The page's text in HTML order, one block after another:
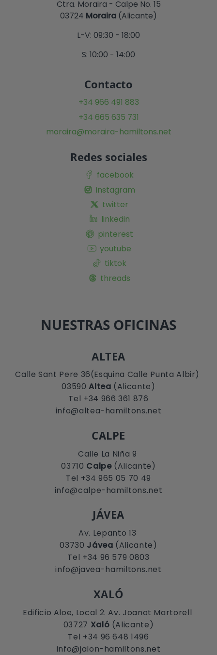
Ctra. Moraira - Calpe No. 15
03724 Moraira (Alicante)
L-V: 09:30 - 18:00
S: 10:00 - 14:00
Contacto
+34 966 491 883
+34 665 635 731
moraira@moraira-hamiltons.net
Redes sociales
facebook
instagram
twitter
linkedin
pinterest
youtube
tiktok
threads
NUESTRAS OFICINAS
ALTEA
Calle Sant Pere 36(Esquina Calle Punta Albir)
03590Altea (Alicante)
Tel +34 966 361 876
info@altea-hamiltons.net
CALPE
Calle La Niña 9
03710 Calpe(Alicante)
Tel +34 965 05 70 49
info@calpe-hamiltons.net
JÁVEA
Av. Lepanto 13
03730 Jávea (Alicante)
Tel +34 96 579 0803
info@javea-hamiltons.net
XALÓ
Edificio Aloe, Local 2. Av. Joanot Martorell
03727 Xaló (Alicante)
Tel +34 96 648 1496
info@jalon-hamiltons.net